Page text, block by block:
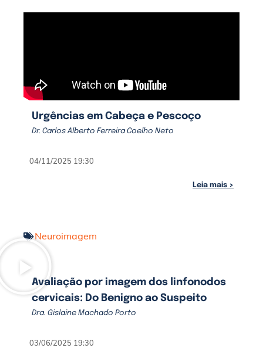
Urgências em Cabeça e Pescoço
Dr. Carlos Alberto Ferreira Coelho Neto
04/11/2025 19:30
Leia mais >
Neuroimagem
Avaliação por imagem dos linfonodos
cervicais: Do Benigno ao Suspeito
Dra. Gislaine Machado Porto
03/06/2025 19:30